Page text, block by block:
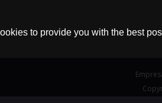
to provide you with the best